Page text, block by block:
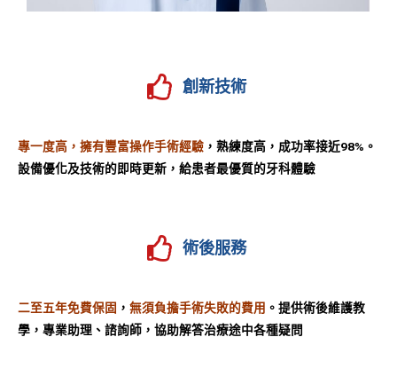
創新技術
專一度高，擁有豐富操作手術經驗 ，熟練度高，成功率接近98%。
設備優化及技術的即時更新，給患者最優質的牙科體驗
術後服務
二至五年免費保固 ， 無須負擔手術失敗的費用 。提供術後維護教
學， 專業助理、諮詢師，協助解答治療途中各種疑問